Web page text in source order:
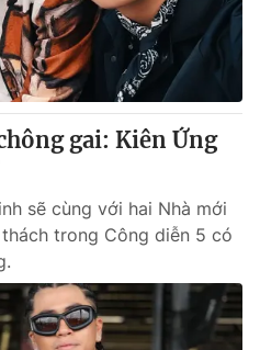
gai: Kiên Ứng
sẽ cùng với hai Nhà mới
trong Công diễn 5 có